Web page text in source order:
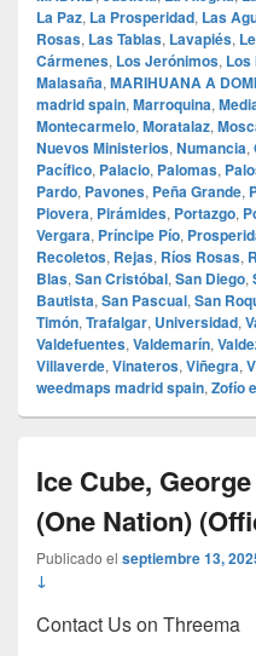
La Paz, La Prosperidad, Las
Rosas, Las Tablas, Lavapiés,
Cármenes, Los Jerónimos, Los
Malasaña, MARIHUANA A
madrid spain, Marroquina,
Montecarmelo, Moratalaz,
Nuevos Ministerios, Numancia,
Pacífico, Palacio, Palomas,
Pardo, Pavones, Peña Grande,
Piovera, Pirámides, Portazgo,
Vergara, Príncipe Pío,
Recoletos, Rejas, Ríos Rosas,
Blas, San Cristóbal, San Diego,
Bautista, San Pascual, San
Timón, Trafalgar, Universidad,
Valdefuentes, Valdemarín,
Villaverde, Vinateros, Viñegra,
weedmaps madrid spain, Zofío
Ice Cube,
(One Nation)
Publicado el septiembre 13,
↓
Contact Us on Threema